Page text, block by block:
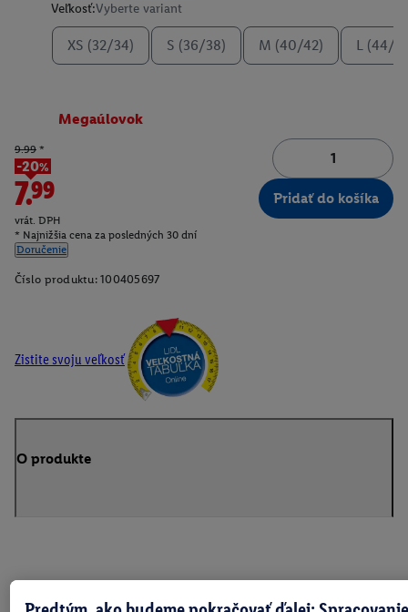
Veľkosť:Vyberte variant
XS (32/34) S (36/38) M (40/42) L (44/
Megaúlovok
9.99 *
-20%
7.99
vrát. DPH
* Najnižšia cena za posledných 30 dní
Doručenie
Pridať do košíka
Číslo produktu: 100405697
Zistite svoju veľkosť
O produkte